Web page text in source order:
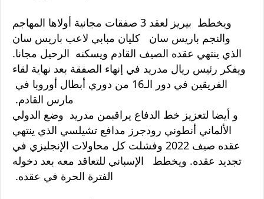
ويخطط بيريز لعقد 3 صفقات مجانية أولاها المهاجم
والنجم باريس سان كليان مبابي لاعب باريس سان
الذي ينتهي عقده الصيف القادم ويسكنه الرحيل مجانا.
ويفكر رئيس ريال مدريد في إنهاء الصفقة بعد نهاية لقاء
الفريقين في دور الـ16 من دوري أبطال أوروبا في
مارس القادم.
و أيضا لتعزيز خط الدفاع يراقبمن مدريد وضع الدولي
الألماني أنطوني رودجرز مدافع تشيلسي الذي ينتهي
عقده صيف 2022 وفشلت كل محاولات الإنجليزي في
تجديد عقده. ويخطط الإسباني للتعاقد معه بعد دخوله
الفترة الحرة في عقده.